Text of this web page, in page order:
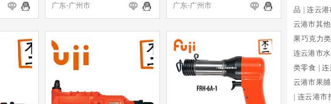
广东-广州市
广东-广州市
品
连云港
云港市其
果巧克力类
连云港市
类零食
连
云港市果
连云港市